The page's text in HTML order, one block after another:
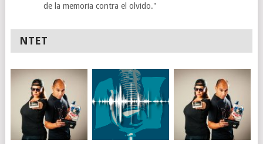
de la memoria contra el olvido."
NTET